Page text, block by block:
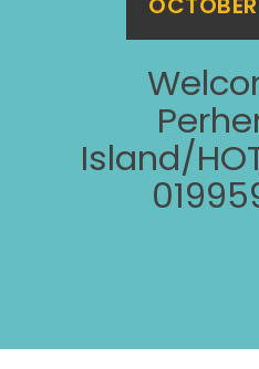
Island/